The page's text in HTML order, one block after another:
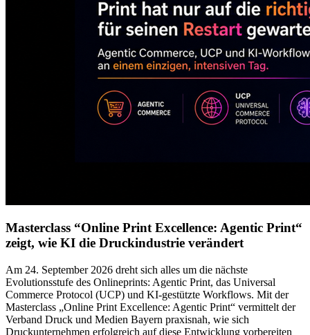
Masterclass “Online Print Excellence: Agentic Print“
zeigt, wie KI die Druckindustrie verändert
Am 24. September 2026 dreht sich alles um die nächste
Evolutionsstufe des Onlineprints: Agentic Print, das Universal
Commerce Protocol (UCP) und KI-gestützte Workflows. Mit der
Masterclass „Online Print Excellence: Agentic Print“ vermittelt der
Verband Druck und Medien Bayern praxisnah, wie sich
Druckunternehmen erfolgreich auf diese Entwicklung vorbereiten